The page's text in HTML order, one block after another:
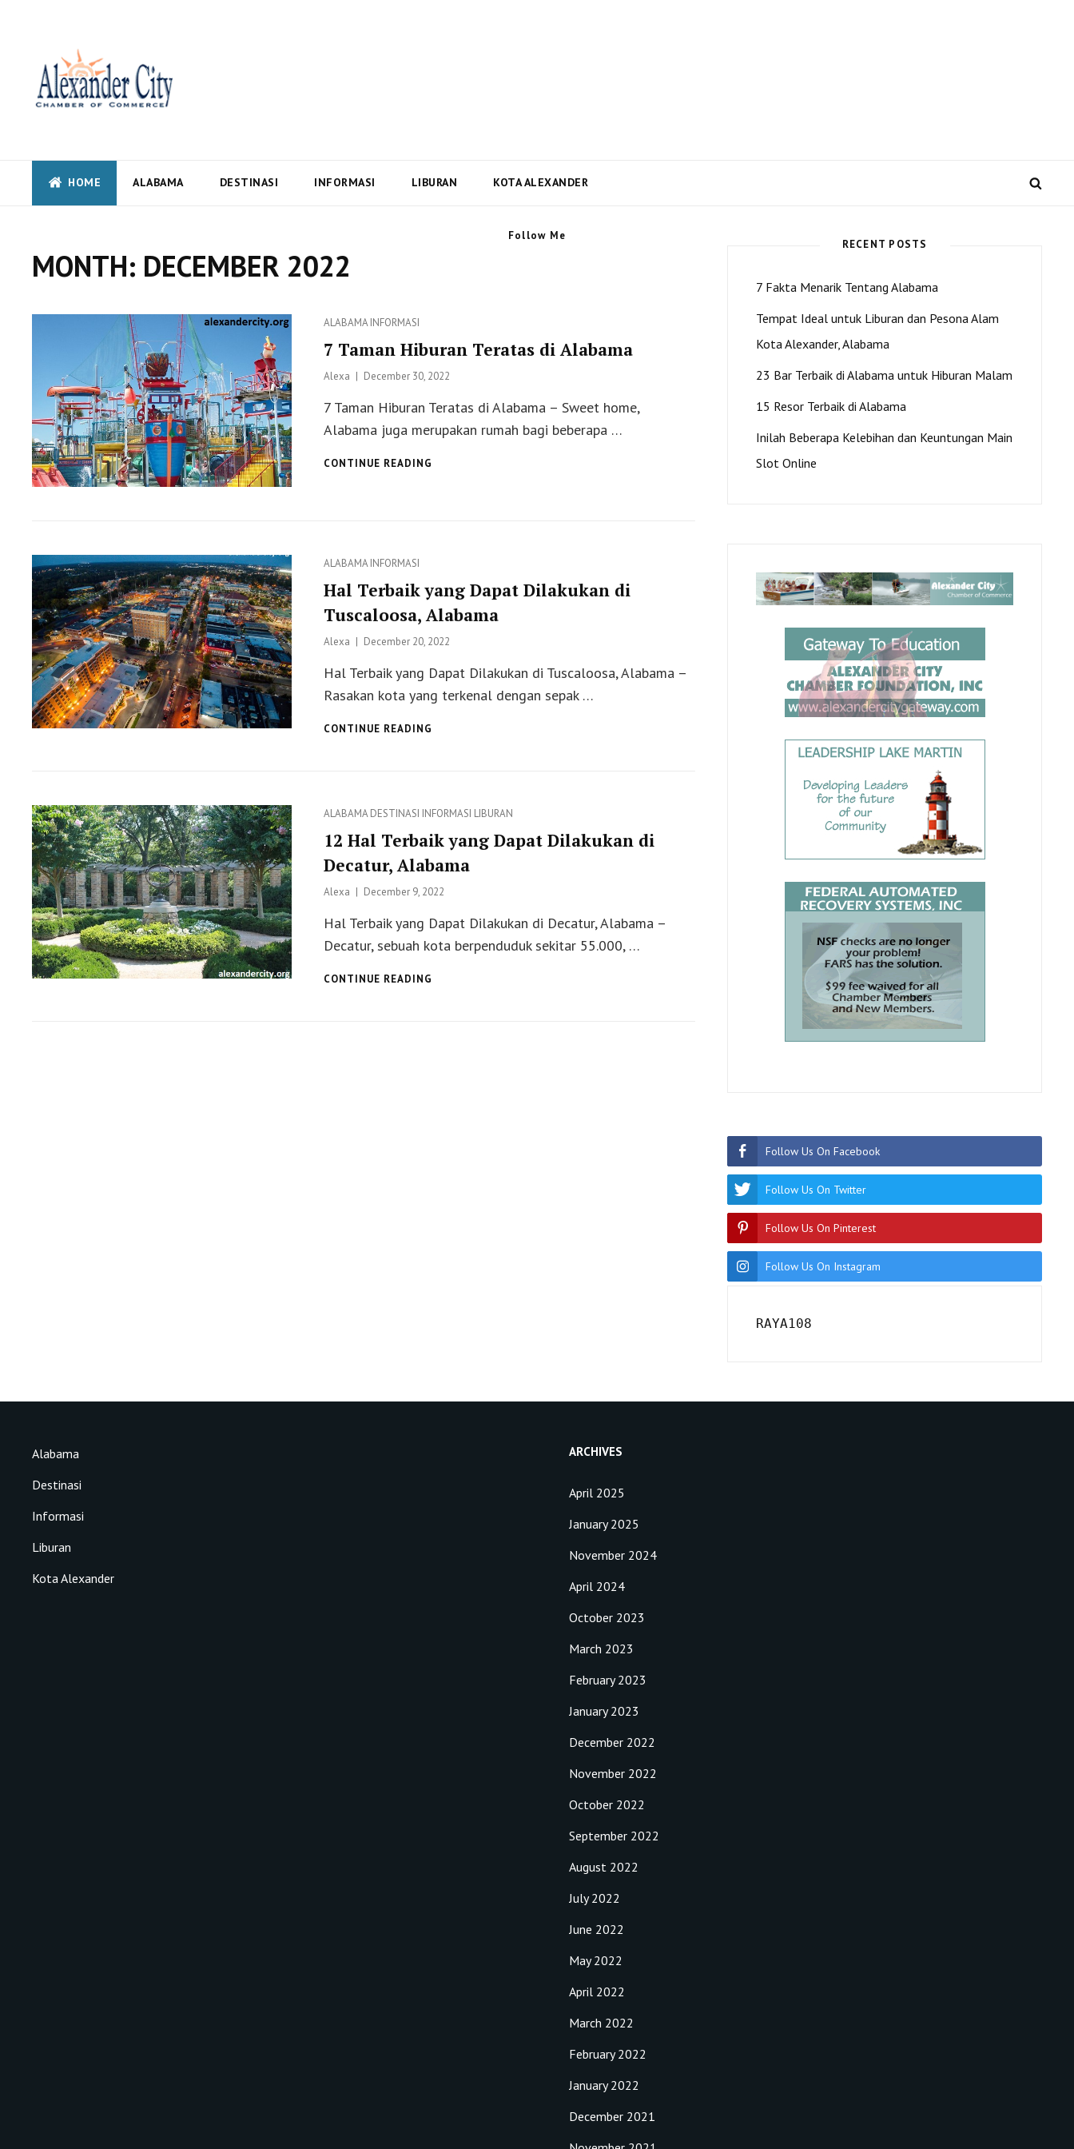
Alexandercity – Informasi Dan Berita Terbaru Negara US dan Kota Alexander
Alabama
HOME ALABAMA DESTINASI INFORMASI LIBURAN KOTA ALEXANDER
MONTH: DECEMBER 2022
Categories
ALABAMAINFORMASI
7 Taman Hiburan Teratas di Alabama
Alexa
Posted
December 30, 2022
7 Taman Hiburan Teratas di Alabama – Sweet home,
Alabama juga merupakan rumah bagi beberapa …
CONTINUE READING
Categories
ALABAMAINFORMASI
Hal Terbaik yang Dapat Dilakukan di
Tuscaloosa, Alabama
Alexa
Posted
December 20, 2022
Hal Terbaik yang Dapat Dilakukan di Tuscaloosa, Alabama –
Rasakan kota yang terkenal dengan sepak …
CONTINUE READING
TUSCALOOSA,
ALABAMA
Categories
ALABAMADESTINASI INFORMASI LIBURAN
12 Hal Terbaik yang Dapat Dilakukan di
Decatur, Alabama
Alexa
Posted
December 9, 2022
Hal Terbaik yang Dapat Dilakukan di Decatur, Alabama –
Decatur, sebuah kota berpenduduk sekitar 55.000, …
CONTINUE READING
RECENT POSTS
7 Fakta Menarik Tentang Alabama
Tempat Ideal untuk Liburan dan Pesona Alam
Kota Alexander, Alabama
23 Bar Terbaik di Alabama untuk Hiburan Malam
15 Resor Terbaik di Alabama
Inilah Beberapa Kelebihan dan Keuntungan Main
Slot Online
Follow Me
Follow Us On Facebook
Follow Us On Twitter
Follow Us On Pinterest
Follow Us On Instagram
RAYA108
Alabama
Destinasi
Informasi
Liburan
Kota Alexander
ARCHIVES
April 2025
January 2025
November 2024
April 2024
October 2023
March 2023
February 2023
January 2023
December 2022
November 2022
October 2022
September 2022
August 2022
July 2022
June 2022
May 2022
April 2022
March 2022
February 2022
January 2022
December 2021